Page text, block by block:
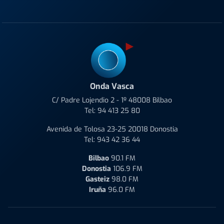
Onda Vasca
C/ Padre Lojendio 2 - 1º 48008 Bilbao
Tel: 94 413 25 80
Avenida de Tolosa 23-25 20018 Donostia
Tel: 943 42 36 44
Bilbao 90.1 FM
Donostia 106.9 FM
Gasteiz 98.0 FM
Iruña 96.0 FM